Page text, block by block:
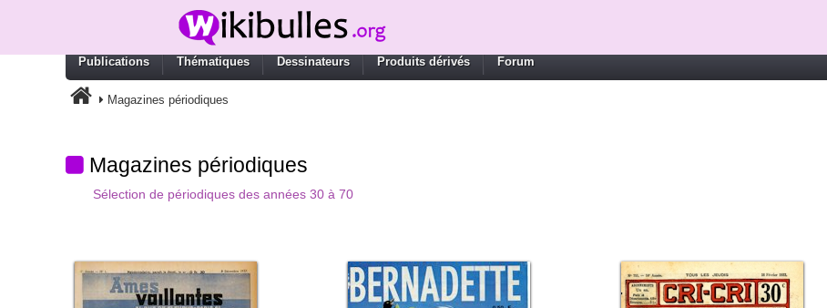
Publications Thématiques Dessinateurs Produits dérivés Forum
Magazines périodiques
Magazines périodiques
Sélection de périodiques des années 30 à 70